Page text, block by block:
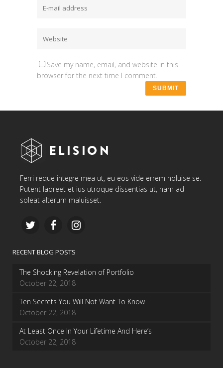
Save my name, email, and website in this
browser for the next time I comment.
Ferri reque integre mea ut, eu eos vide errem noluise se.
Putent laoreet et ius utroque dissentias ut, nam ad
soleat alterum maluisset.
RECENT BLOG POSTS
The Shocking Revelation of Portfolio
October 22, 2018
Ten Secrets You Will Not Want To Know
October 22, 2018
At Least Once In Your Lifetime And Here’s
October 22, 2018